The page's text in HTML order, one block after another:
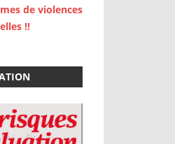
de violences
!!